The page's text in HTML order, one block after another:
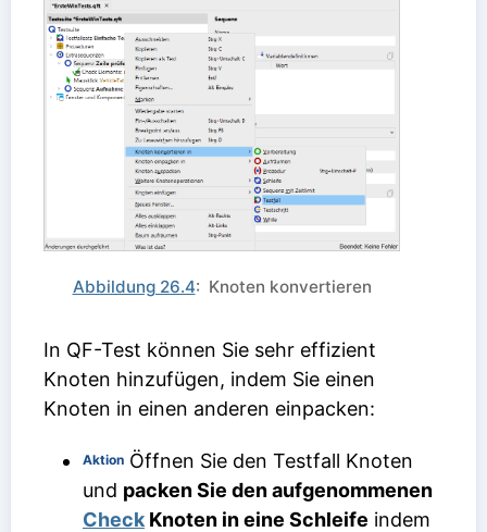
Abbildung 26.4: Knoten konvertieren
In QF-Test können Sie sehr effizient
Knoten hinzufügen, indem Sie einen
Knoten in einen anderen einpacken:
Aktion Öffnen Sie den Testfall Knoten
und packen Sie den aufgenommenen
Check Knoten in eine Schleife indem